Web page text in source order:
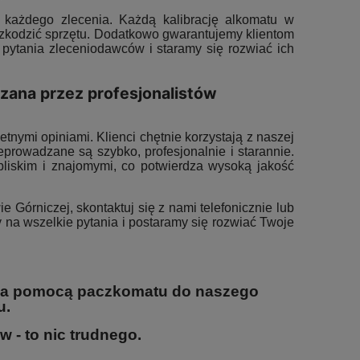
zlecenia. Każdą kalibrację alkomatu w
sprzętu. Dodatkowo gwarantujemy klientom
zleceniodawców i staramy się rozwiać ich
przez profesjonalistów
opiniami. Klienci chętnie korzystają z naszej
są szybko, profesjonalnie i starannie.
i znajomymi, co potwierdza wysoką jakość
Górniczej, skontaktuj się z nami telefonicznie lub
wszelkie pytania i postaramy się rozwiać Twoje
pomocą paczkomatu do naszego
- to nic trudnego.